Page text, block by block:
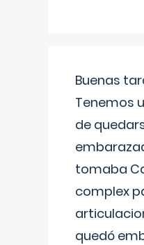
Buenas
Tenemos
de
tomaba
complex
quedó